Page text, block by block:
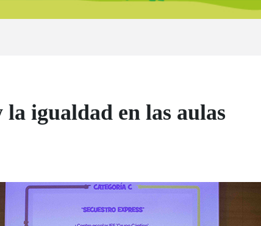
igualdad en las aulas